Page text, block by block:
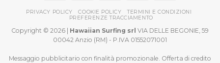
PRIVACY POLICY COOKIE POLICY
TERMINI E CONDIZIONI
PREFERENZE TRACCIAMENTO
Copyright © 2026 | Hawaiian Surfing srl VIA DELLE BEGONIE, 59
00042 Anzio (RM) - P.IVA 01552071001
Messaggio pubblicitario con finalità promozionale. Offerta di credito